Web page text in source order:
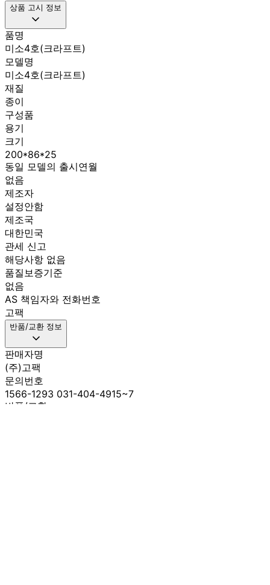
상품 고시 정보
품명
미소4호(크라프트)
모델명
미소4호(크라프트)
재질
종이
구성품
용기
크기
200*86*25
동일 모델의 출시연월
없음
제조자
설정안함
제조국
대한민국
관세 신고
해당사항 없음
품질보증기준
없음
AS 책임자와 전화번호
고팩
반품/교환 정보
판매자명
(주)고팩
문의번호
1566-1293 031-404-4915~7
반품/교환